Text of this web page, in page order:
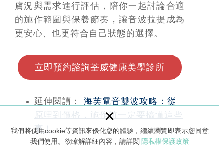
我們將使用cookie等資訊來優化您的體驗，繼續瀏覽即表示您同意
我們使用。欲瞭解詳細內容，請詳閱 隱私權保護政策
×
膚況與需求進行評估，陪你一起討論合適
的施作範圍與保養節奏，讓音波拉提成為
更安心、也更符合自己狀態的選擇。
立即預約諮詢荃威健康美學診所
延伸閱讀： 海芙電音雙波攻略：從
原理到價格，施作前一定要搞懂這些
事！